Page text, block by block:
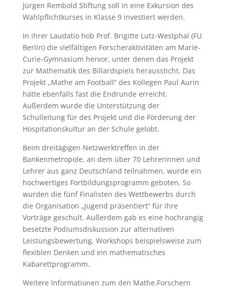
Jürgen Rembold Stiftung soll in eine Exkursion des
Wahlpflichtkurses in Klasse 9 investiert werden.
In ihrer Laudatio hob Prof. Brigitte Lutz-Westphal (FU
Berlin) die vielfältigen Forscheraktivitäten am Marie-
Curie-Gymnasium hervor, unter denen das Projekt
zur Mathematik des Billardspiels heraussticht. Das
Projekt „Mathe am Football“ des Kollegen Paul Aurin
hätte ebenfalls fast die Endrunde erreicht.
Außerdem wurde die Unterstützung der
Schulleitung für des Projekt und die Förderung der
Hospitationskultur an der Schule gelobt.
Beim dreitägigen Netzwerktreffen in der
Bankenmetropole, an dem über 70 Lehrerinnen und
Lehrer aus ganz Deutschland teilnahmen, wurde ein
hochwertiges Fortbildungsprogramm geboten. So
wurden die fünf Finalisten des Wettbewerbs durch
die Organisation „Jugend präsentiert“ für ihre
Vorträge geschult. Außerdem gab es eine hochrangig
besetzte Podiumsdiskussion zur alternativen
Leistungsbewertung, Workshops beispielsweise zum
flexiblen Denken und ein mathematisches
Kabarettprogramm.
Weitere Informationen zum den Mathe.Forschern